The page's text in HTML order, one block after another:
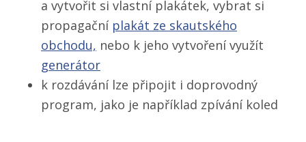
a vytvořit si vlastní plakátek, vybrat si
propagační plakát ze skautského
obchodu, nebo k jeho vytvoření využít
generátor
k rozdávání lze připojit i doprovodný
program, jako je například zpívání koled